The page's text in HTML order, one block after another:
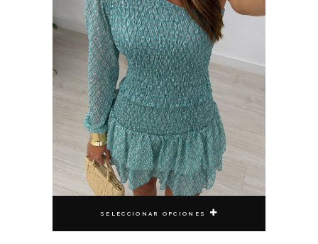
SELECCIONAR OPCIONES